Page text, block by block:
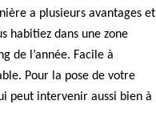
a plusieurs avantages et
habitiez dans une zone
de l’année. Facile à
Pour la pose de votre
peut intervenir aussi bien à